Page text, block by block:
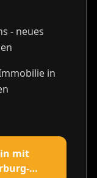
- neues
in
mit